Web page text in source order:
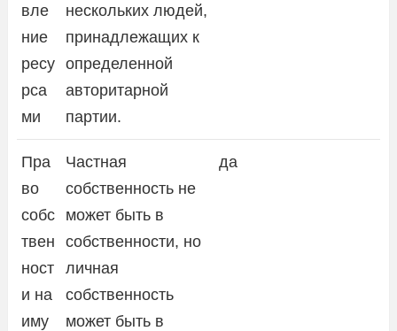
вле
ние
ресу
рса
ми
нескольких людей,
принадлежащих к
определенной
авторитарной
партии.
Пра
во
собс
твен
ност
и на
иму
Частная
собственность не
может быть в
собственности, но
личная
собственность
может быть в
да